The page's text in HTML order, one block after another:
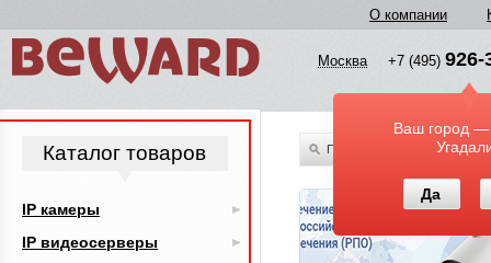
О компании
Москва +7 (495) 926-
Ваш город —
Да
По всему каталогу
Каталог товаров
IP камеры
IP видеосерверы